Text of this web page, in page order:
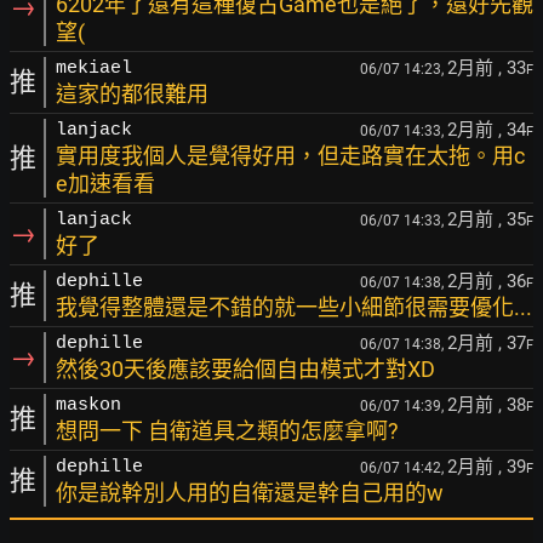
→
望(
推 mekiael 06/07 14:23, 2月前 , 33F
這家的都很難用
推
lanjack 06/07 14:33, 2月前 , 34F
實用度我個人是覺得好用，但走路實在太拖。用c
e加速看看
→ lanjack 06/07 14:33, 2月前 , 35F
好了
推 dephille 06/07 14:38, 2月前 , 36F
我覺得整體還是不錯的就一些小細節很需要優化...
→ dephille 06/07 14:38, 2月前 , 37F
然後30天後應該要給個自由模式才對XD
推 maskon 06/07 14:39, 2月前 , 38F
想問一下 自衛道具之類的怎麼拿啊?
推 dephille 06/07 14:42, 2月前 , 39F
你是說幹別人用的自衛還是幹自己用的w